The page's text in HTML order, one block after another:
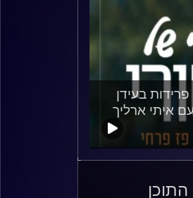
על פרידות בעידן
עם איתי ארליך
התוכן